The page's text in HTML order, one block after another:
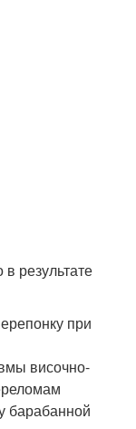
результате
при
височно-
барабанной